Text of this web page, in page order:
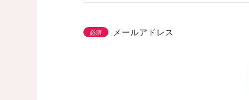
必須 メールアドレス